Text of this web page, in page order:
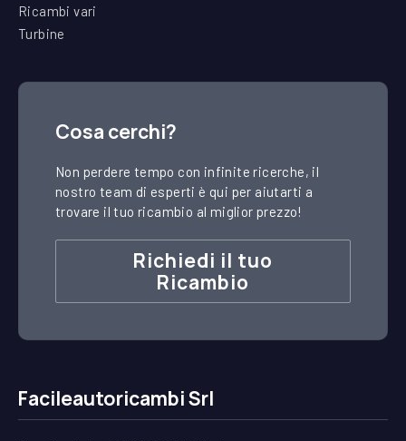
Ricambi vari
Turbine
Cosa cerchi?
Non perdere tempo con infinite ricerche, il
nostro team di esperti è qui per aiutarti a
trovare il tuo ricambio al miglior prezzo!
Richiedi il tuo
Ricambio
Facileautoricambi Srl